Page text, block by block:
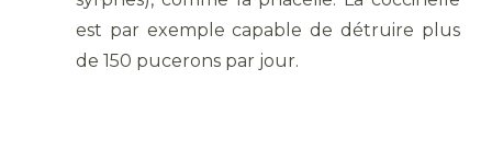
est par exemple capable de détruire plus
de 150 pucerons par jour.